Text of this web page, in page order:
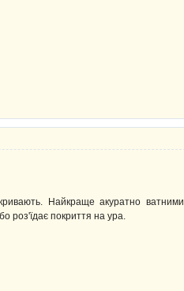
Найкраще акуратно ватними
роз'їдає покриття на ура.